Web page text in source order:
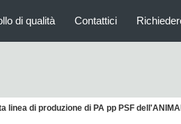
di qualità Contattici
linea di produzione di PA pp PSF